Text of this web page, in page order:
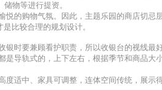
物等进行提资。
的购物气氛。因此，主题乐园的商店切
比较合理的规划设计。
时要兼顾看护职责，所以收银台的视线最
导轨式的，上下左右，根据季节和商品
适中、家具可调整，连体空间传统，展示